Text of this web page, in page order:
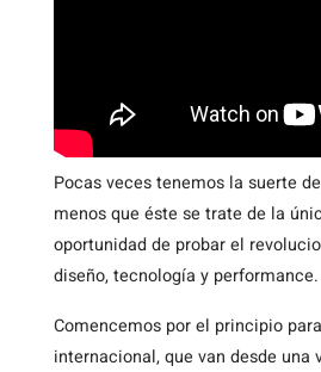
Pocas veces tenemos la suerte
menos que éste se trate de la
oportunidad de probar el
diseño, tecnología y performance.
Comencemos por el principio
internacional, que van desde una